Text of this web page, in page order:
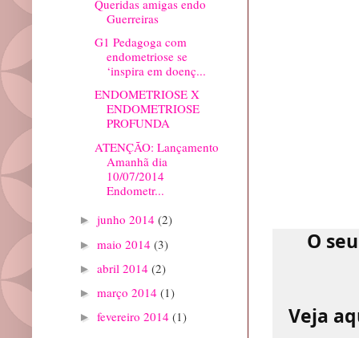
O
Veja
Queridas amigas endo
Guerreiras
G1 Pedagoga com
endometriose se
‘inspira em doenç...
ENDOMETRIOSE X
ENDOMETRIOSE
PROFUNDA
ATENÇÃO: Lançamento
Amanhã dia
10/07/2014
Endometr...
► junho 2014 (2)
► maio 2014 (3)
► abril 2014 (2)
► março 2014 (1)
► fevereiro 2014 (1)